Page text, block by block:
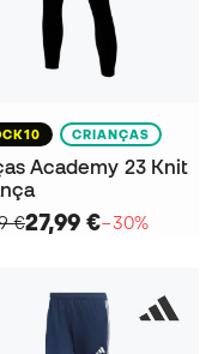
CRIANÇAS
Academy 23 Knit
€27,99 €−30%